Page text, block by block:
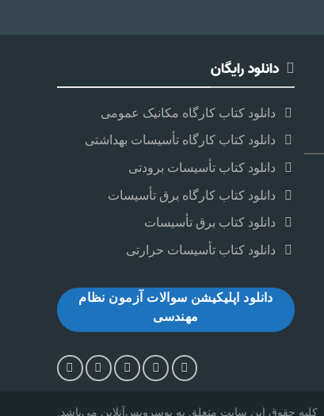
دانلود رایگان
دانلود کتاب کارگاه مکانیک عمومی
دانلود کتاب کارگاه تأسیسات بهداشتی
دانلود کتاب تأسیسات برودتی
دانلود کتاب کارگاه برق تأسیسات
دانلود کتاب برق تأسیسات
دانلود کتاب تأسیسات حرارتی
دانلود اپلیکیشن سوالات آزمون نظام
مهندسی
کلیه حقوق این سایت متعلق به یوسرویس‌آنلاین می‌‌باشد.